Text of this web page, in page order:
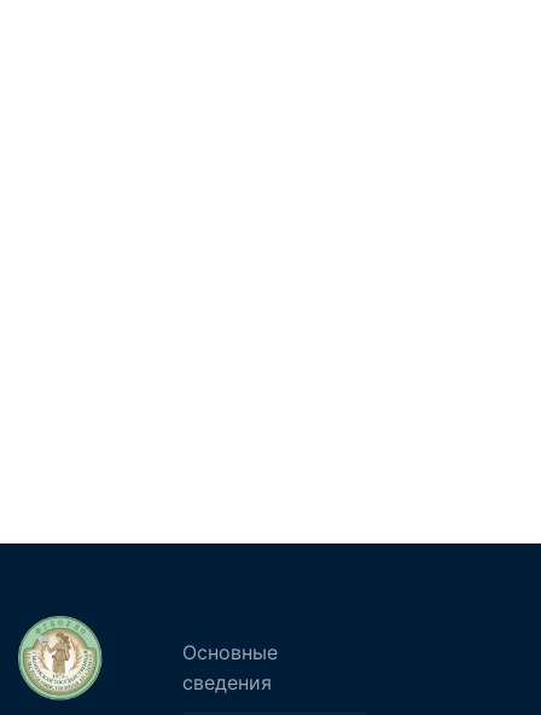
Основные
сведения